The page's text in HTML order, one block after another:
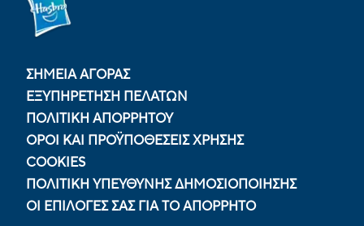
ΣΗΜΕΙΑ ΑΓΟΡΑΣ
ΕΞΥΠΗΡΕΤΗΣΗ ΠΕΛΑΤΩΝ
ΠΟΛΙΤΙΚΉ ΑΠΟΡΡΉΤΟΥ
ΟΡΟΙ ΚΑΙ ΠΡΟΫΠΟΘΕΣΕΙΣ ΧΡΗΣΗΣ
COOKIES
ΠΟΛΙΤΙΚΉ ΥΠΕΎΘΥΝΗΣ ΔΗΜΟΣΙΟΠΟΊΗΣΗΣ
ΟΙ ΕΠΙΛΟΓΈΣ ΣΑΣ ΓΙΑ ΤΟ ΑΠΌΡΡΗΤΟ